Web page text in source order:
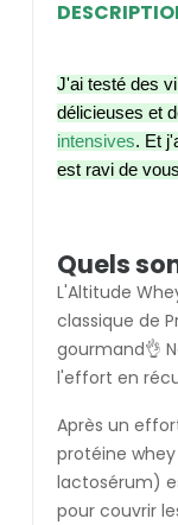
J'ai testé des
délicieuses et
intensives. Et
est ravi de
Quels
L'Altitude
classique de
gourmand👌
l'effort en
Après un
protéine
lactosérum)
pour couvrir